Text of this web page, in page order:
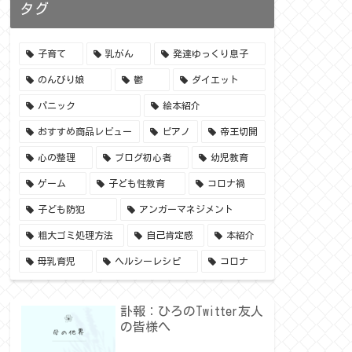
タグ
子育て 乳がん 発達ゆっくり息子
のんびり娘 鬱 ダイエット
パニック 絵本紹介
おすすめ商品レビュー ピアノ 帝王切開
心の整理 ブログ初心者 幼児教育
ゲーム 子ども性教育 コロナ禍
子ども防犯 アンガーマネジメント
粗大ゴミ処理方法 自己肯定感 本紹介
母乳育児 ヘルシーレシピ コロナ
訃報：ひろのTwitter友人
の皆様へ